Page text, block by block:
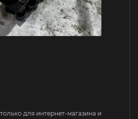
для интернет-магазина и